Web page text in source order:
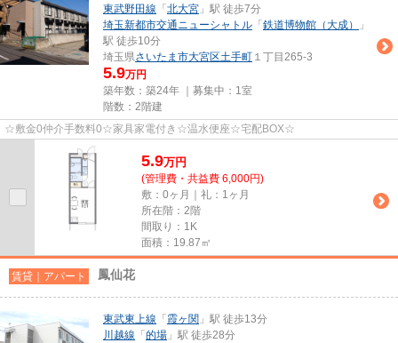
東武野田線 「 北大宮 」駅 徒歩7分
埼玉新都市交通ニューシャトル 「 鉄道博物館（大成）
」
駅 徒歩10分
埼玉県さいたま市大宮区土手町 １丁目265-3
5.9万円
築年数：築24年 ｜募集中： 1室
階数：2階建
☆敷金0仲介手数料0☆家具家電付き☆温水便座☆宅配BOX☆
5.9万円
(管理費・共益費 6,000円)
敷：0ヶ月｜礼：1ヶ月
所在階：2階
間取り：1K
面積：19.87㎡
賃貸｜アパート 鳳仙花
東武東上線 「 霞ヶ関 」駅 徒歩13分
川越線 「 的場 」駅 徒歩28分